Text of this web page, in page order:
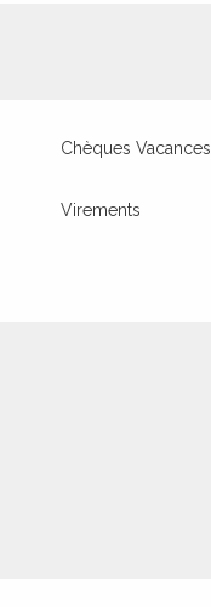
Chèques Vacances
Virements